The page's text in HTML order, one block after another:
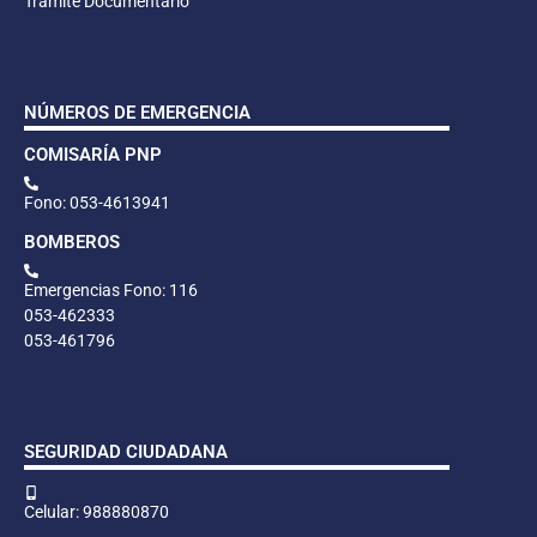
NÚMEROS DE EMERGENCIA
COMISARÍA PNP
Fono: 053-4613941
BOMBEROS
Emergencias Fono: 116
053-462333
053-461796
SEGURIDAD CIUDADANA
Celular: 988880870